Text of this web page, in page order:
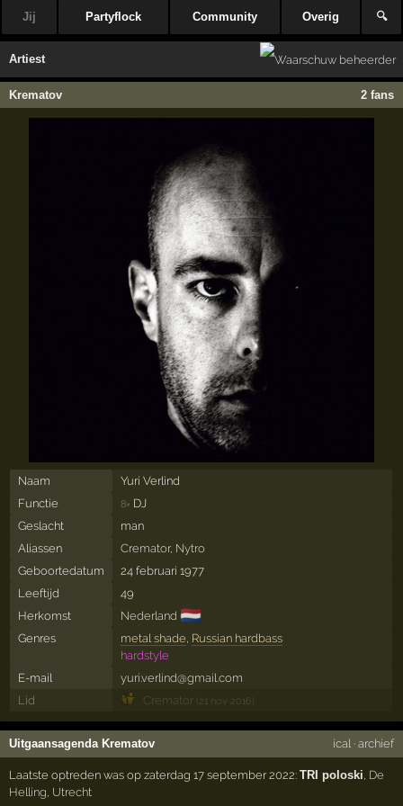
Jij Partyflock Community Overig 🔍
Artiest
Krematov 2 fans
Naam
Yuri Verlind
Functie
8× DJ
Geslacht
man
Aliassen
Cremator, Nytro
Geboortedatum
24 februari 1977
Leeftijd
49
Herkomst
Nederland 🇳🇱
Genres metal shade Russian hardbass
hardstyle
E-mail
yuri.verlind@gmail.com
Lid
Cremator (21 nov 2016)
Uitgaansagenda Krematov ical· archief
Laatste optreden was op zaterdag 17 september 2022:TRI poloski De
Helling Utrecht